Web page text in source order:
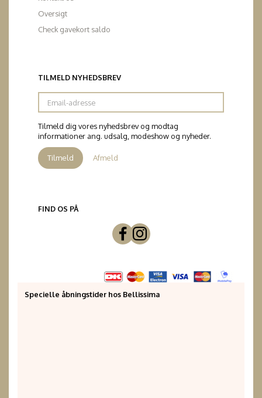
Oversigt
Check gavekort saldo
TILMELD NYHEDSBREV
Email-
adresse
Tilmeld dig vores nyhedsbrev og modtag
informationer ang. udsalg, modeshow og nyheder.
Tilmeld Afmeld
FIND OS PÅ
Specielle åbningstider hos Bellissima